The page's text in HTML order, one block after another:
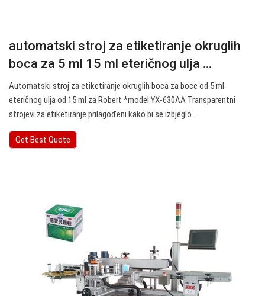
automatski stroj za etiketiranje okruglih
boca za 5 ml 15 ml eteričnog ulja ...
Automatski stroj za etiketiranje okruglih boca za boce od 5 ml
eteričnog ulja od 15 ml za Robert *model YX-630AA Transparentni
strojevi za etiketiranje prilagođeni kako bi se izbjeglo…
Get Best Quote